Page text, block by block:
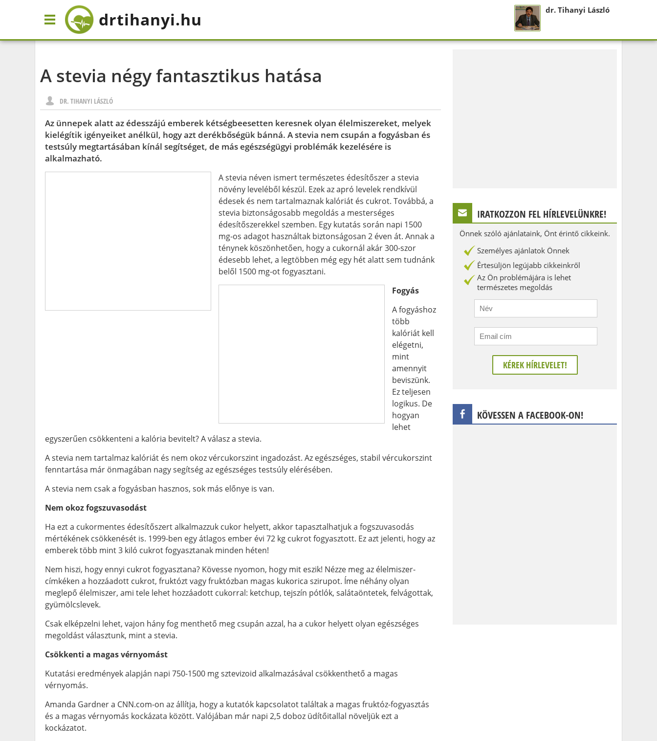
drtihanyi.hu dr. Tihanyi László
A stevia négy fantasztikus hatása
DR. TIHANYI LÁSZLÓ
Az ünnepek alatt az édesszájú emberek kétségbeesetten keresnek olyan élelmiszereket, melyek
kielégítik igényeiket anélkül, hogy azt derékbőségük bánná. A stevia nem csupán a fogyásban és
testsúly megtartásában kínál segítséget, de más egészségügyi problémák kezelésére is
alkalmazható.
A stevia néven ismert természetes édesítőszer a stevia
növény leveléből készül. Ezek az apró levelek rendkívül
édesek és nem tartalmaznak kalóriát és cukrot. Továbbá, a
stevia biztonságosabb megoldás a mesterséges
édesítőszerekkel szemben. Egy kutatás során napi 1500
mg-os adagot használtak biztonságosan 2 éven át. Annak a
ténynek köszönhetően, hogy a cukornál akár 300-szor
édesebb lehet, a legtöbben még egy hét alatt sem tudnánk
belől 1500 mg-ot fogyasztani.
Fogyás
A fogyáshoz
több
kalóriát kell
elégetni,
mint
amennyit
beviszünk.
Ez teljesen
logikus. De
hogyan
lehet
egyszerűen csökkenteni a kalória bevitelt? A válasz a stevia.
A stevia nem tartalmaz kalóriát és nem okoz vércukorszint ingadozást. Az egészséges, stabil vércukorszint
fenntartása már önmagában nagy segítség az egészséges testsúly elérésében.
A stevia nem csak a fogyásban hasznos, sok más előnye is van.
Nem okoz fogszuvasodást
Ha ezt a cukormentes édesítőszert alkalmazzuk cukor helyett, akkor tapasztalhatjuk a fogszuvasodás
mértékének csökkenését is. 1999-ben egy átlagos ember évi 72 kg cukrot fogyasztott. Ez azt jelenti, hogy az
emberek több mint 3 kiló cukrot fogyasztanak minden héten!
Nem hiszi, hogy ennyi cukrot fogyasztana? Kövesse nyomon, hogy mit eszik! Nézze meg az élelmiszer-
címkéken a hozzáadott cukrot, fruktózt vagy fruktózban magas kukorica szirupot. Íme néhány olyan
meglepő élelmiszer, ami tele lehet hozzáadott cukorral: ketchup, tejszín pótlók, salátaöntetek, felvágottak,
gyümölcslevek.
Csak elképzelni lehet, vajon hány fog menthető meg csupán azzal, ha a cukor helyett olyan egészséges
megoldást választunk, mint a stevia.
Csökkenti a magas vérnyomást
Kutatási eredmények alapján napi 750-1500 mg sztevizoid alkalmazásával csökkenthető a magas
vérnyomás.
Amanda Gardner a CNN.com-on az állítja, hogy a kutatók kapcsolatot találtak a magas fruktóz-fogyasztás
és a magas vérnyomás kockázata között. Valójában már napi 2,5 doboz üdítőitallal növeljük ezt a
kockázatot.
IRATKOZZON FEL HÍRLEVELÜNKRE!
Önnek szóló ajánlataink, Önt érintő cikkeink.
Személyes ajánlatok Önnek
Értesüljön legújabb cikkeinkről
Az Ön problémájára is lehet
természetes megoldás
KÖVESSEN A FACEBOOK-ON!